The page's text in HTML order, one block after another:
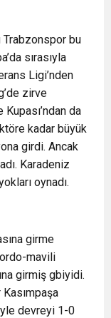
Trabzonspor bu
sırasıyla
Ligi’nden
zirve
da
kadar büyük
girdi. Ancak
Karadeniz
oynadı.
girme
mavili
girmiş gbiyidi.
devreyi 1-0